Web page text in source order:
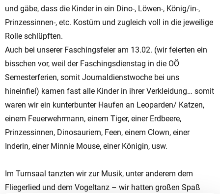
und gäbe, dass die Kinder in ein Dino-, Löwen-, König/in-,
Prinzessinnen-, etc. Kostüm und zugleich voll in die jeweilige
Rolle schlüpften.
Auch bei unserer Faschingsfeier am 13.02. (wir feierten ein
bisschen vor, weil der Faschingsdienstag in die OÖ
Semesterferien, somit Journaldienstwoche bei uns
hineinfiel) kamen fast alle Kinder in ihrer Verkleidung… somit
waren wir ein kunterbunter Haufen an Leoparden/ Katzen,
einem Feuerwehrmann, einem Tiger, einer Erdbeere,
Prinzessinnen, Dinosauriern, Feen, einem Clown, einer
Inderin, einer Minnie Mouse, einer Königin, usw.
Im Turnsaal tanzten wir zur Musik, unter anderem dem
Fliegerlied und dem Vogeltanz – wir hatten großen Spaß